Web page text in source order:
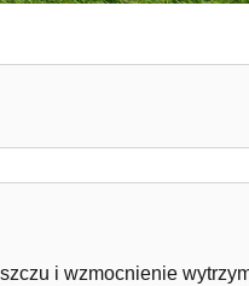
i wzmocnienie